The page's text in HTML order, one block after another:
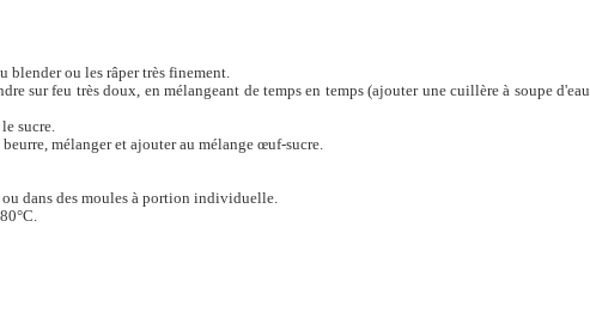
blender ou les râper très finement.
sur feu très doux, en mélangeant de temps en temps (ajouter une cuillère à soupe d'eau
sucre.
mélanger et ajouter au mélange œuf-sucre.
dans des moules à portion individuelle.